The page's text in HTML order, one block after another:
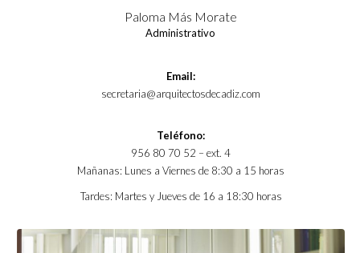
Paloma Más Morate
Administrativo
Email:
secretaria@arquitectosdecadiz.com
Teléfono:
956 80 70 52 – ext. 4
Mañanas: Lunes a Viernes de 8:30 a 15 horas
Tardes: Martes y Jueves de 16 a 18:30 horas